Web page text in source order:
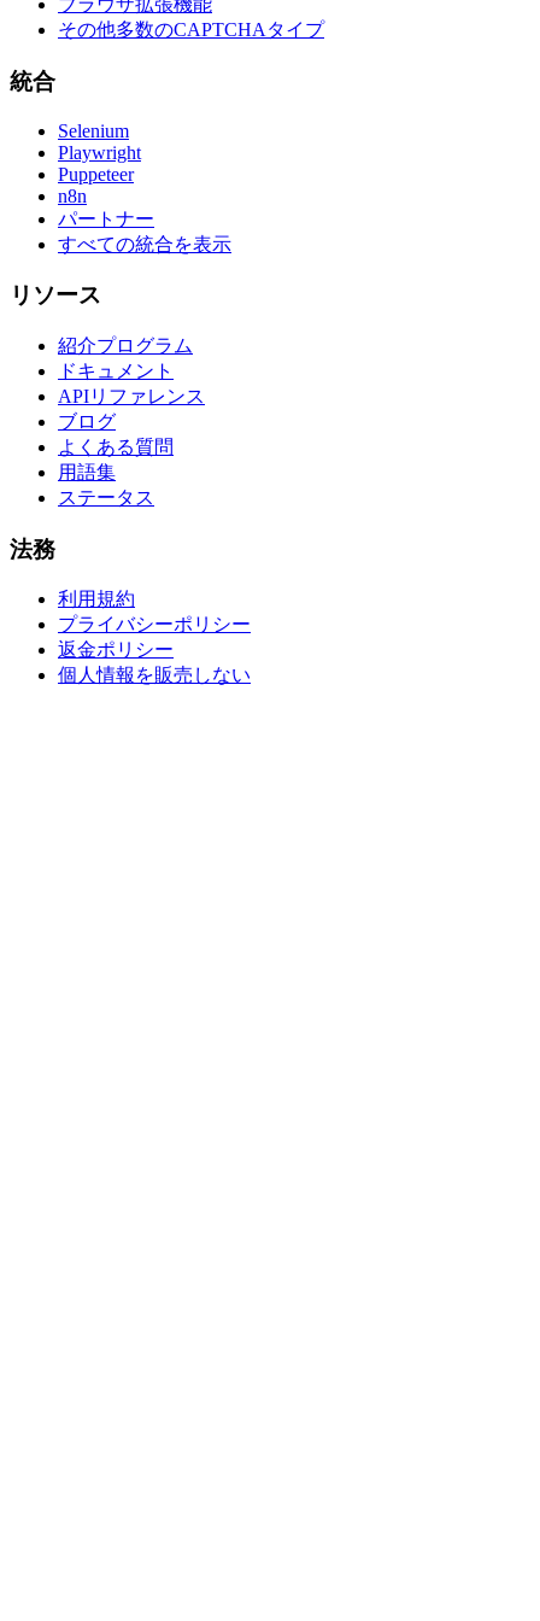
ブラウザ拡張機能
その他多数のCAPTCHAタイプ
統合
Selenium
Playwright
Puppeteer
n8n
パートナー
すべての統合を表示
リソース
紹介プログラム
ドキュメント
APIリファレンス
ブログ
よくある質問
用語集
ステータス
法務
利用規約
プライバシーポリシー
返金ポリシー
個人情報を販売しない